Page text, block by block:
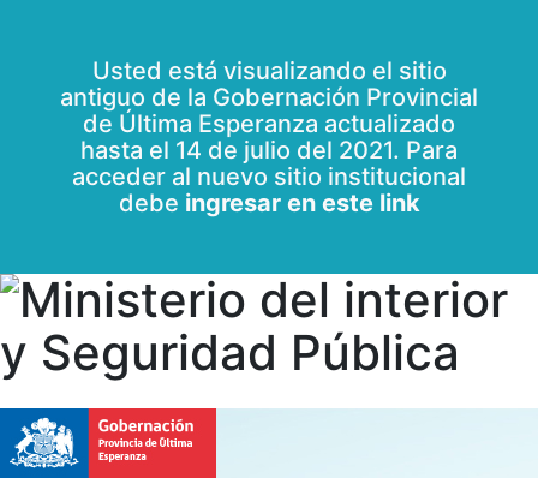
Usted está visualizando el sitio
antiguo de la Gobernación Provincial
de Última Esperanza actualizado
hasta el 14 de julio del 2021. Para
acceder al nuevo sitio institucional
debe ingresar en este link